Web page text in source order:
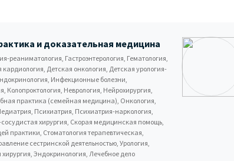
и доказательная медицина
реаниматология, Гастроэнтерология, Гематология,
Детская онкология, Детская урология-
Инфекционные болезни,
Неврология, Нейрохирургия,
практика (семейная медицина), Онкология,
Психиатрия, Психиатрия-наркология,
хирургия, Скорая медицинская помощь,
практики, Стоматология терапевтическая,
сестринской деятельностью, Урология,
Эндокринология, Лечебное дело